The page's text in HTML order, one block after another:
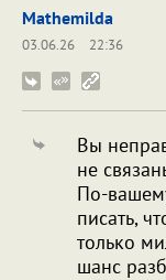
Mathemilda
03.06.26
22:36
Вы
не
По-
писать,
только
шанс